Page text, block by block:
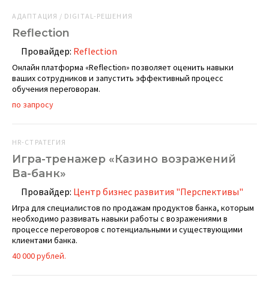
АДАПТАЦИЯ / DIGITAL-РЕШЕНИЯ
Reflection
Провайдер: Reflection
Онлайн платформа «Reflection» позволяет оценить навыки
ваших сотрудников и запустить эффективный процесс
обучения переговорам.
по запросу
HR-СТРАТЕГИЯ
Игра-тренажер «Казино возражений
Ва-банк»
Провайдер: Центр бизнес развития "Перспективы"
Игра для специалистов по продажам продуктов банка, которым
необходимо развивать навыки работы с возражениями в
процессе переговоров с потенциальными и существующими
клиентами банка.
40 000 рублей.